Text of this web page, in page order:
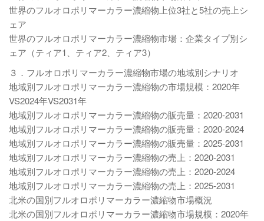
世界のフルオロポリマーカラー濃縮物上位3社と5社の売上シ
ェア
世界のフルオロポリマーカラー濃縮物市場：企業タイプ別シ
ェア（ティア1、ティア2、ティア3）
３．フルオロポリマーカラー濃縮物市場の地域別シナリオ
地域別フルオロポリマーカラー濃縮物の市場規模：2020年
VS2024年VS2031年
地域別フルオロポリマーカラー濃縮物の販売量：2020-2031
地域別フルオロポリマーカラー濃縮物の販売量：2020-2024
地域別フルオロポリマーカラー濃縮物の販売量：2025-2031
地域別フルオロポリマーカラー濃縮物の売上：2020-2031
地域別フルオロポリマーカラー濃縮物の売上：2020-2024
地域別フルオロポリマーカラー濃縮物の売上：2025-2031
北米の国別フルオロポリマーカラー濃縮物市場概況
北米の国別フルオロポリマーカラー濃縮物市場規模：2020年